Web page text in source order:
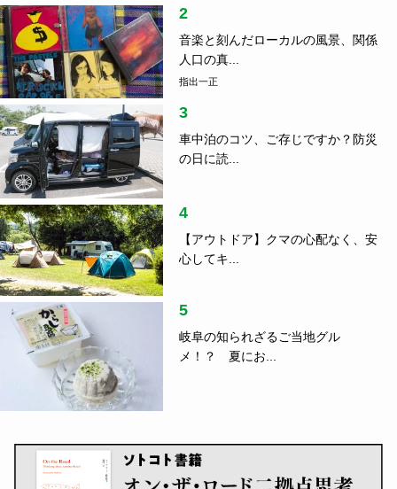
2
音楽と刻んだローカルの風景、関係
人口の真...
指出一正
3
車中泊のコツ、ご存じですか？防災
の日に読...
4
【アウトドア】クマの心配なく、安
心してキ...
5
岐阜の知られざるご当地グル
メ！？ 夏にお...